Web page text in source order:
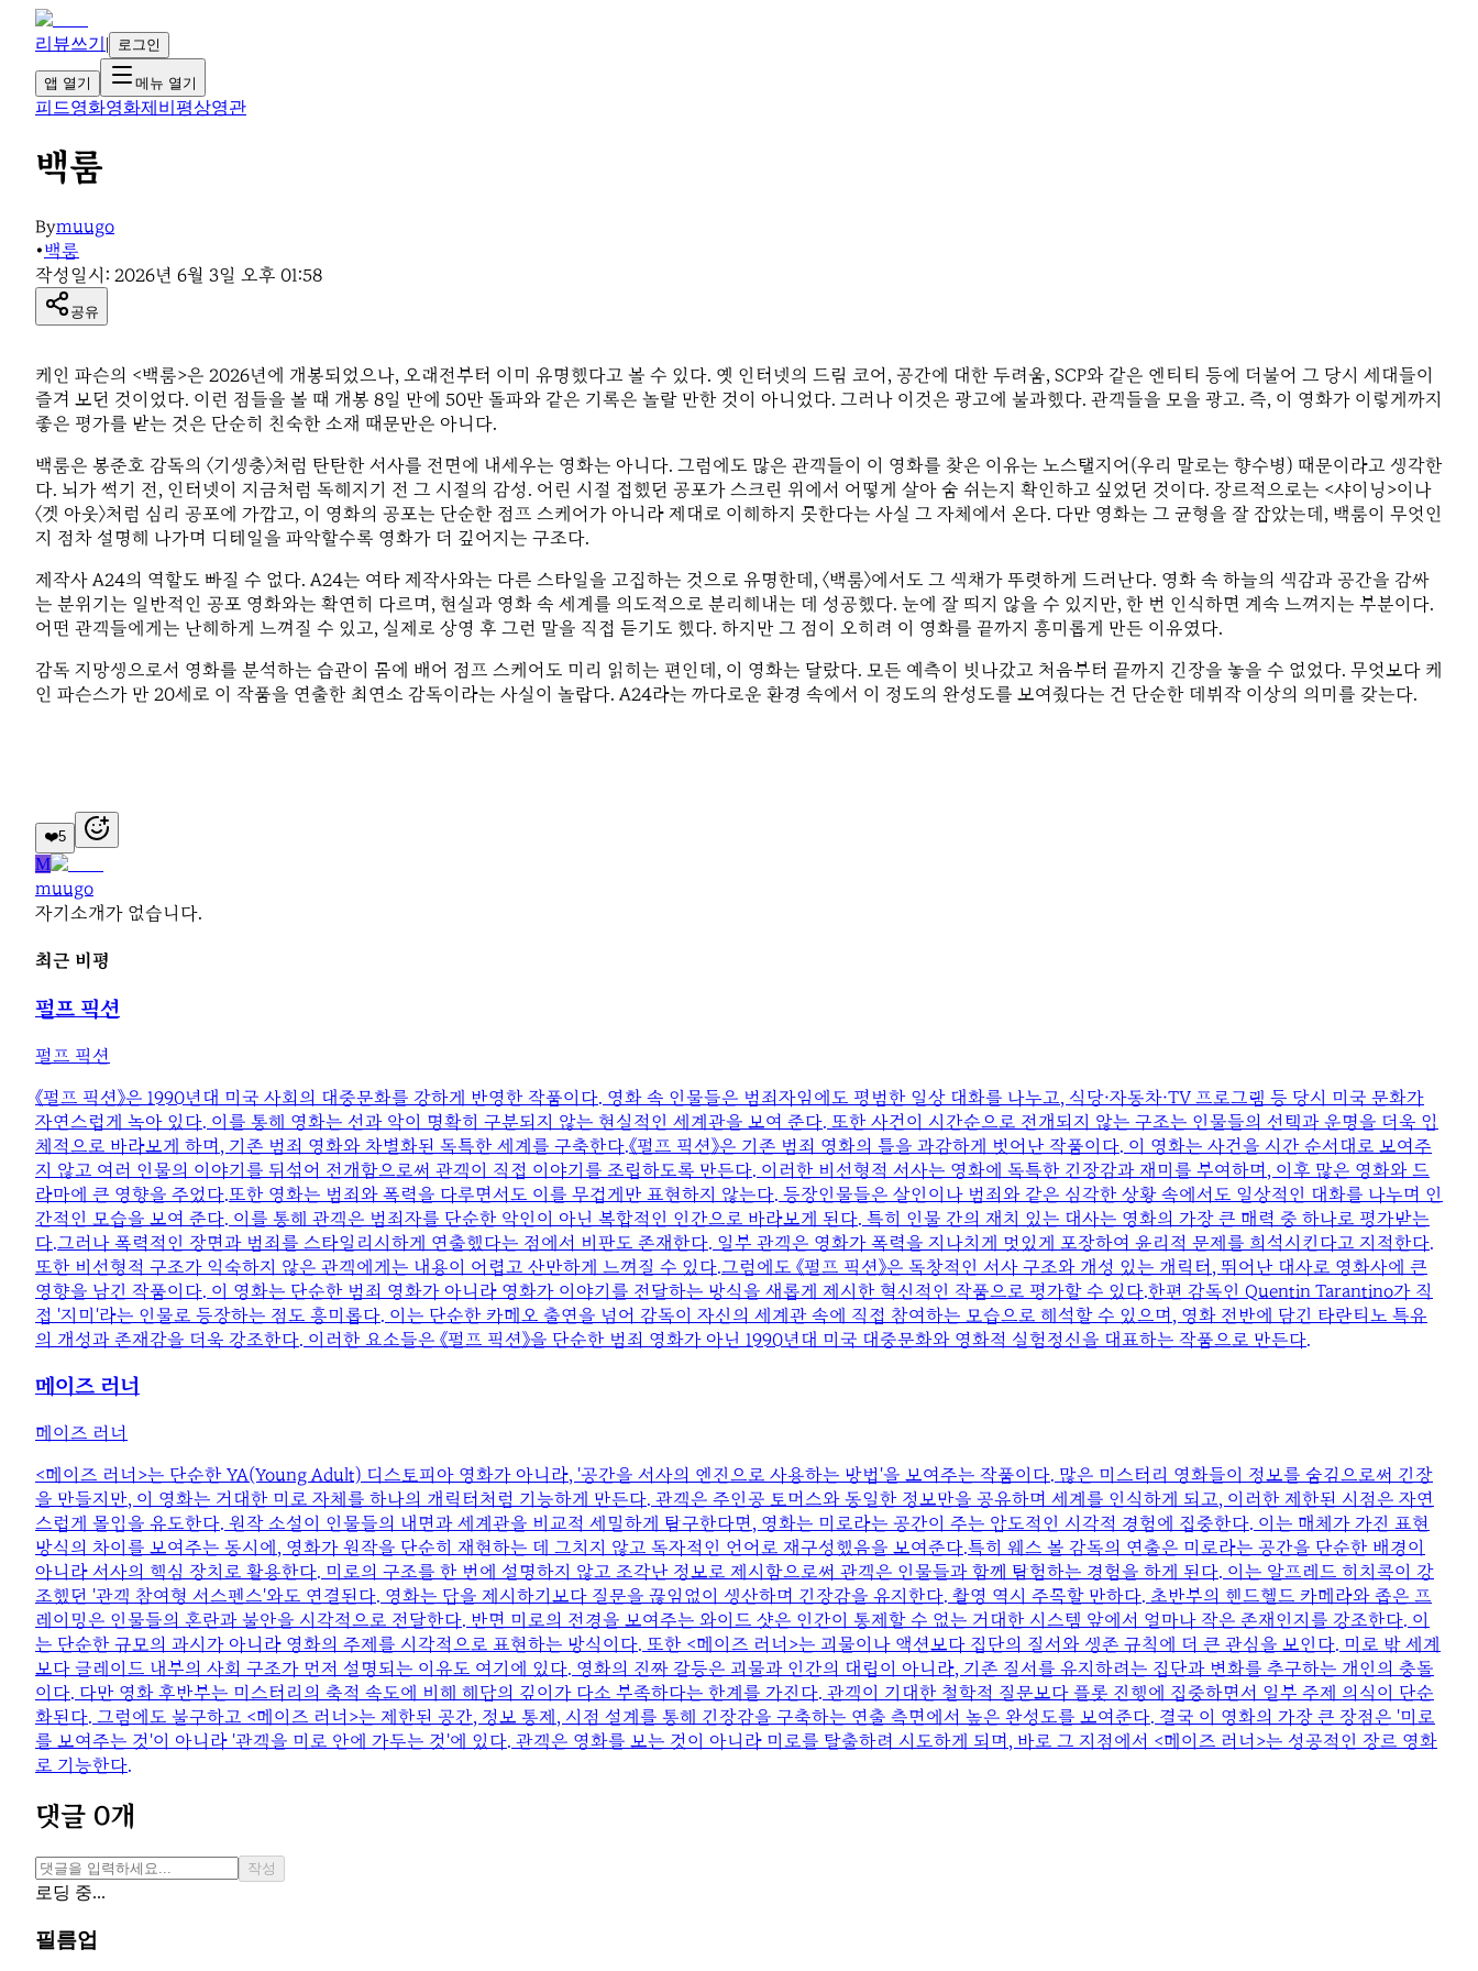
리뷰쓰기 | 로그인
앱 열기 메뉴 열기
피드영화영화제 비평상영관
백룸
Bymuugo
•백룸
작성일시: 2026년 6월 3일 오후 01:58
공유
케인 파슨의 <백룸>은 2026년에 개봉되었으나, 오래전부터 이미 유명했다고 볼 수 있다. 옛 인터넷의 드림 코어, 공간에 대한 두려움, SCP와 같은 엔티티 등에 더불어 그 당시 세대들이
즐겨 보던 것이었다. 이런 점들을 볼 때 개봉 8일 만에 50만 돌파와 같은 기록은 놀랄 만한 것이 아니었다. 그러나 이것은 광고에 불과했다. 관객들을 모을 광고. 즉, 이 영화가 이렇게까지
좋은 평가를 받는 것은 단순히 친숙한 소재 때문만은 아니다.
백룸은 봉준호 감독의 〈기생충〉처럼 탄탄한 서사를 전면에 내세우는 영화는 아니다. 그럼에도 많은 관객들이 이 영화를 찾은 이유는 노스탤지어(우리 말로는 향수병) 때문이라고 생각한
다. 뇌가 썩기 전, 인터넷이 지금처럼 독해지기 전 그 시절의 감성. 어린 시절 접했던 공포가 스크린 위에서 어떻게 살아 숨 쉬는지 확인하고 싶었던 것이다. 장르적으로는 <샤이닝>이나
〈겟 아웃〉처럼 심리 공포에 가깝고, 이 영화의 공포는 단순한 점프 스케어가 아니라 제대로 이해하지 못한다는 사실 그 자체에서 온다. 다만 영화는 그 균형을 잘 잡았는데, 백룸이 무엇인
지 점차 설명해 나가며 디테일을 파악할수록 영화가 더 깊어지는 구조다.
제작사 A24의 역할도 빠질 수 없다. A24는 여타 제작사와는 다른 스타일을 고집하는 것으로 유명한데, 〈백룸〉에서도 그 색채가 뚜렷하게 드러난다. 영화 속 하늘의 색감과 공간을 감싸
는 분위기는 일반적인 공포 영화와는 확연히 다르며, 현실과 영화 속 세계를 의도적으로 분리해내는 데 성공했다. 눈에 잘 띄지 않을 수 있지만, 한 번 인식하면 계속 느껴지는 부분이다.
어떤 관객들에게는 난해하게 느껴질 수 있고, 실제로 상영 후 그런 말을 직접 듣기도 했다. 하지만 그 점이 오히려 이 영화를 끝까지 흥미롭게 만든 이유였다.
감독 지망생으로서 영화를 분석하는 습관이 몸에 배어 점프 스케어도 미리 읽히는 편인데, 이 영화는 달랐다. 모든 예측이 빗나갔고 처음부터 끝까지 긴장을 놓을 수 없었다. 무엇보다 케
인 파슨스가 만 20세로 이 작품을 연출한 최연소 감독이라는 사실이 놀랍다. A24라는 까다로운 환경 속에서 이 정도의 완성도를 보여줬다는 건 단순한 데뷔작 이상의 의미를 갖는다.
❤️5
M
muugo
자기소개가 없습니다.
최근 비평
펄프 픽션
펄프 픽션
《펄프 픽션》은 1990년대 미국 사회의 대중문화를 강하게 반영한 작품이다. 영화 속 인물들은 범죄자임에도 평범한 일상 대화를 나누고, 식당·자동차·TV 프로그램 등 당시 미국 문화가
자연스럽게 녹아 있다. 이를 통해 영화는 선과 악이 명확히 구분되지 않는 현실적인 세계관을 보여 준다. 또한 사건이 시간순으로 전개되지 않는 구조는 인물들의 선택과 운명을 더욱 입
체적으로 바라보게 하며, 기존 범죄 영화와 차별화된 독특한 세계를 구축한다.《펄프 픽션》은 기존 범죄 영화의 틀을 과감하게 벗어난 작품이다. 이 영화는 사건을 시간 순서대로 보여주
지 않고 여러 인물의 이야기를 뒤섞어 전개함으로써 관객이 직접 이야기를 조립하도록 만든다. 이러한 비선형적 서사는 영화에 독특한 긴장감과 재미를 부여하며, 이후 많은 영화와 드
라마에 큰 영향을 주었다.또한 영화는 범죄와 폭력을 다루면서도 이를 무겁게만 표현하지 않는다. 등장인물들은 살인이나 범죄와 같은 심각한 상황 속에서도 일상적인 대화를 나누며 인
간적인 모습을 보여 준다. 이를 통해 관객은 범죄자를 단순한 악인이 아닌 복합적인 인간으로 바라보게 된다. 특히 인물 간의 재치 있는 대사는 영화의 가장 큰 매력 중 하나로 평가받는
다.그러나 폭력적인 장면과 범죄를 스타일리시하게 연출했다는 점에서 비판도 존재한다. 일부 관객은 영화가 폭력을 지나치게 멋있게 포장하여 윤리적 문제를 희석시킨다고 지적한다.
또한 비선형적 구조가 익숙하지 않은 관객에게는 내용이 어렵고 산만하게 느껴질 수 있다.그럼에도 《펄프 픽션》은 독창적인 서사 구조와 개성 있는 캐릭터, 뛰어난 대사로 영화사에 큰
영향을 남긴 작품이다. 이 영화는 단순한 범죄 영화가 아니라 영화가 이야기를 전달하는 방식을 새롭게 제시한 혁신적인 작품으로 평가할 수 있다.한편 감독인 Quentin Tarantino가 직
접 '지미'라는 인물로 등장하는 점도 흥미롭다. 이는 단순한 카메오 출연을 넘어 감독이 자신의 세계관 속에 직접 참여하는 모습으로 해석할 수 있으며, 영화 전반에 담긴 타란티노 특유
의 개성과 존재감을 더욱 강조한다. 이러한 요소들은 《펄프 픽션》을 단순한 범죄 영화가 아닌 1990년대 미국 대중문화와 영화적 실험정신을 대표하는 작품으로 만든다.
메이즈 러너
메이즈 러너
<메이즈 러너>는 단순한 YA(Young Adult) 디스토피아 영화가 아니라, '공간을 서사의 엔진으로 사용하는 방법'을 보여주는 작품이다. 많은 미스터리 영화들이 정보를 숨김으로써 긴장
을 만들지만, 이 영화는 거대한 미로 자체를 하나의 캐릭터처럼 기능하게 만든다. 관객은 주인공 토머스와 동일한 정보만을 공유하며 세계를 인식하게 되고, 이러한 제한된 시점은 자연
스럽게 몰입을 유도한다. 원작 소설이 인물들의 내면과 세계관을 비교적 세밀하게 탐구한다면, 영화는 미로라는 공간이 주는 압도적인 시각적 경험에 집중한다. 이는 매체가 가진 표현
방식의 차이를 보여주는 동시에, 영화가 원작을 단순히 재현하는 데 그치지 않고 독자적인 언어로 재구성했음을 보여준다.특히 웨스 볼 감독의 연출은 미로라는 공간을 단순한 배경이
아니라 서사의 핵심 장치로 활용한다. 미로의 구조를 한 번에 설명하지 않고 조각난 정보로 제시함으로써 관객은 인물들과 함께 탐험하는 경험을 하게 된다. 이는 알프레드 히치콕이 강
조했던 '관객 참여형 서스펜스'와도 연결된다. 영화는 답을 제시하기보다 질문을 끊임없이 생산하며 긴장감을 유지한다. 촬영 역시 주목할 만하다. 초반부의 핸드헬드 카메라와 좁은 프
레이밍은 인물들의 혼란과 불안을 시각적으로 전달한다. 반면 미로의 전경을 보여주는 와이드 샷은 인간이 통제할 수 없는 거대한 시스템 앞에서 얼마나 작은 존재인지를 강조한다. 이
는 단순한 규모의 과시가 아니라 영화의 주제를 시각적으로 표현하는 방식이다. 또한 <메이즈 러너>는 괴물이나 액션보다 집단의 질서와 생존 규칙에 더 큰 관심을 보인다. 미로 밖 세계
보다 글레이드 내부의 사회 구조가 먼저 설명되는 이유도 여기에 있다. 영화의 진짜 갈등은 괴물과 인간의 대립이 아니라, 기존 질서를 유지하려는 집단과 변화를 추구하는 개인의 충돌
이다. 다만 영화 후반부는 미스터리의 축적 속도에 비해 해답의 깊이가 다소 부족하다는 한계를 가진다. 관객이 기대한 철학적 질문보다 플롯 진행에 집중하면서 일부 주제 의식이 단순
화된다. 그럼에도 불구하고 <메이즈 러너>는 제한된 공간, 정보 통제, 시점 설계를 통해 긴장감을 구축하는 연출 측면에서 높은 완성도를 보여준다. 결국 이 영화의 가장 큰 장점은 '미로
를 보여주는 것'이 아니라 '관객을 미로 안에 가두는 것'에 있다. 관객은 영화를 보는 것이 아니라 미로를 탈출하려 시도하게 되며, 바로 그 지점에서 <메이즈 러너>는 성공적인 장르 영화
로 기능한다.
댓글 0개
작성
로딩 중...
필름업